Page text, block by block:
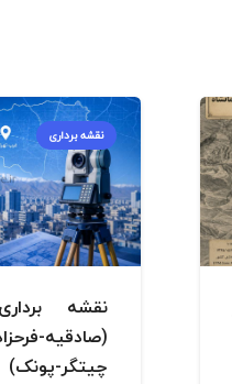
نقشه برداری
نقشه
(صادقیه-
چیتگر-پونک)